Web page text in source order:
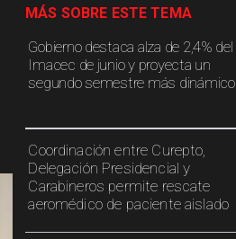
Gobierno destaca alza de 2,4% del
Imacec de junio y proyecta un
segundo semestre más dinámico
Coordinación entre Curepto,
Delegación Presidencial y
Carabineros permite rescate
aeromédico de paciente aislado
MÁS SOBRE ESTE TEMA